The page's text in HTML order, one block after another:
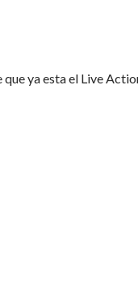
ya esta el Live